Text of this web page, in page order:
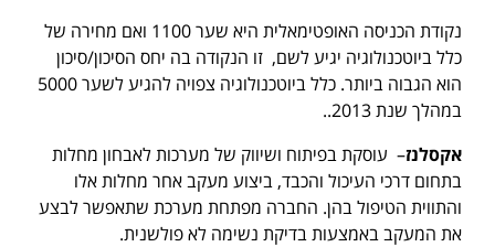
נקודת הכניסה האופטימאלית היא שער 1100 ואם מחירה של
כלל ביוטכנולוגיה יגיע לשם, זו הנקודה בה יחס הסיכון/סיכון
הוא הגבוה ביותר. כלל ביוטכנולוגיה צפויה להגיע לשער 5000
במהלך שנת 2013..
אקסלנז– עוסקת בפיתוח ושיווק של מערכות לאבחון מחלות
בתחום דרכי העיכול והכבד, ביצוע מעקב אחר מחלות אלו
והתווית הטיפול בהן. החברה מפתחת מערכת שתאפשר לבצע
את המעקב באמצעות בדיקת נשימה לא פולשנית.